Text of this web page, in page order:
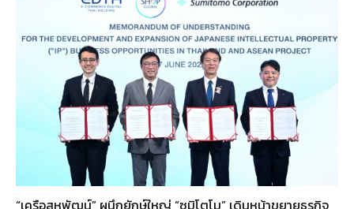
“เครือสหพัฒน์” ผนึกยักษ์ใหญ่ “ซูมิโตโม” เดินหน้าขยายธุรกิจ